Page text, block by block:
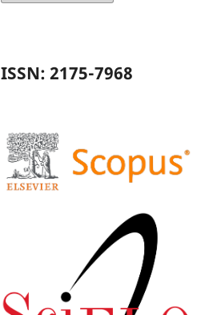
ISSN: 2175-7968